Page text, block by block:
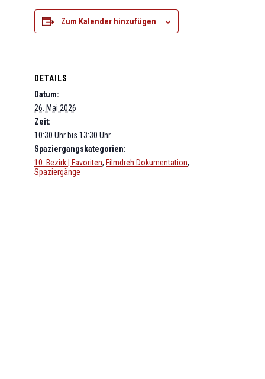
Zum Kalender hinzufügen
DETAILS
Datum:
26. Mai 2026
Zeit:
10:30 Uhr bis 13:30 Uhr
Spaziergangskategorien:
10. Bezirk | Favoriten, Filmdreh Dokumentation,
Spaziergänge